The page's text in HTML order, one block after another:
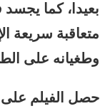
بعيدا، كما
متعاقبة سريعة
وطغيانه على
حصل الفيلم